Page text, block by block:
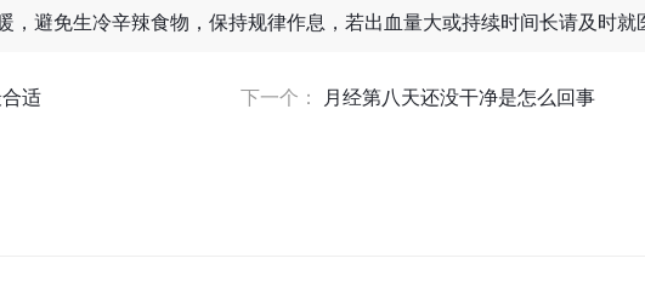
，避免生冷辛辣食物，保持规律作息，若出血量大或持续时间长请及时就
适 下一个： 月经第八天还没干净是怎么回事